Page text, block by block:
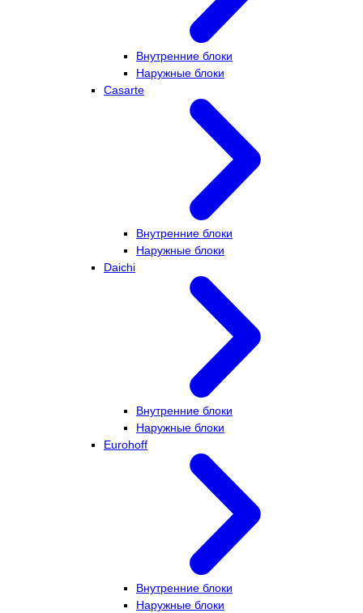
Внутренние блоки
Наружные блоки
Casarte
Внутренние блоки
Наружные блоки
Daichi
Внутренние блоки
Наружные блоки
Eurohoff
Внутренние блоки
Наружные блоки